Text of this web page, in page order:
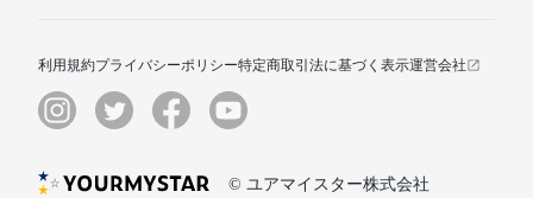
利用規約プライバシーポリシー特定商取引法に基づく表示運営会社
© ユアマイスター株式会社